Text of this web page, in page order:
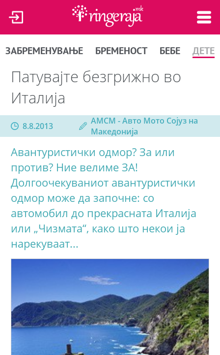
ЗАБРЕМЕНУВАЊЕ БРЕМЕНОСТ БЕБЕ ДЕТЕ
Патувајте безгрижно во
Италија
8.8.2013
АМСМ - Авто Мото Сојуз на
Македонија
Авантуристички одмор? За или
против? Ние велиме ЗА!
Долгоочекуваниот авантуристички
одмор може да започне: со
автомобил до прекрасната Италија
или „Чизмата“, како што некои ја
нарекуваат...